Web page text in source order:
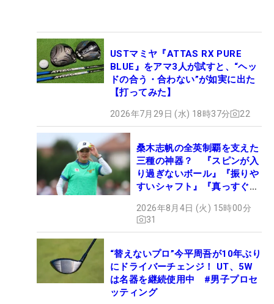
USTマミヤ『ATTAS RX PURE
BLUE』をアマ3人が試すと、“ヘッ
ドの合う・合わない”が如実に出た
【打ってみた】
2026年7月29日 (水) 18時37分 22
桑木志帆の全英制覇を支えた
三種の神器？ 『スピンが入
り過ぎないボール』『振りや
すいシャフト』『真っすぐ飛
セッティング
2026年8月4日 (火) 15時00分
31
“替えないプロ”今平周吾が10年ぶり
にドライバーチェンジ！ UT、5W
は名器を継続使用中 #男子プロセ
ッティング